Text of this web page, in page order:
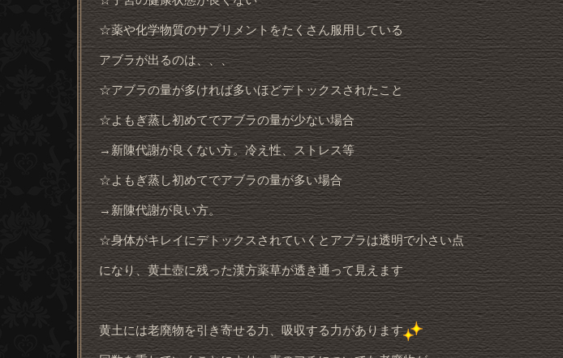
☆薬や化学物質のサプリメントをたくさん服用している
アブラが出るのは、、、
☆アブラの量が多ければ多いほどデトックスされたこと
☆よもぎ蒸し初めてでアブラの量が少ない場合
→新陳代謝が良くない方。冷え性、ストレス等
☆よもぎ蒸し初めてでアブラの量が多い場合
→新陳代謝が良い方。
☆身体がキレイにデトックスされていくとアブラは透明で小さい点
になり、黄土壺に残った漢方薬草が透き通って見えます
黄土には老廃物を引き寄せる力、吸収する力があります